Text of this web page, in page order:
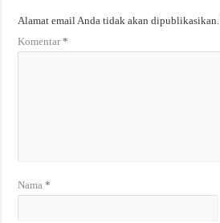
Alamat email Anda tidak akan dipublikasikan.
Komentar*
Nama*